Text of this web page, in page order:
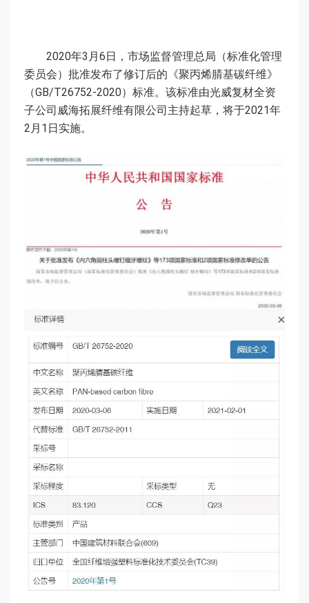
2020年3月6日，市场监督管理总局（标准化管理
委员会）批准发布了修订后的《聚丙烯腈基碳纤维》
（GB/T26752-2020）标准。该标准由光威复材全资
子公司威海拓展纤维有限公司主持起草，将于2021年
2月1日实施。